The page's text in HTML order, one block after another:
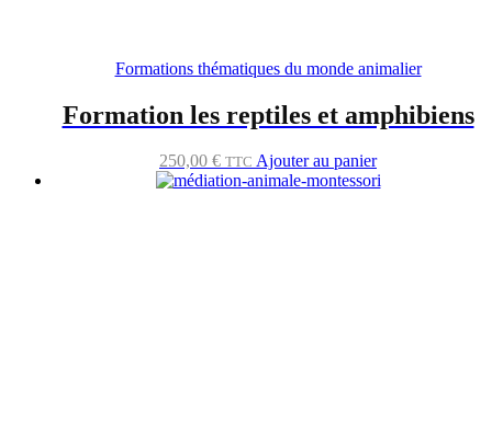
Formations thématiques du monde animalier
Formation les reptiles et amphibiens
250,00 € TTC Ajouter au panier